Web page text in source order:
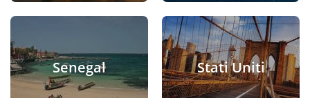
Senegal Stati Uniti